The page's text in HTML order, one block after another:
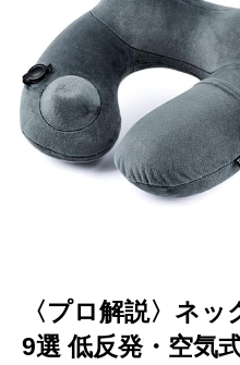
〈プロ解説〉ネ
9選 低反発・空気